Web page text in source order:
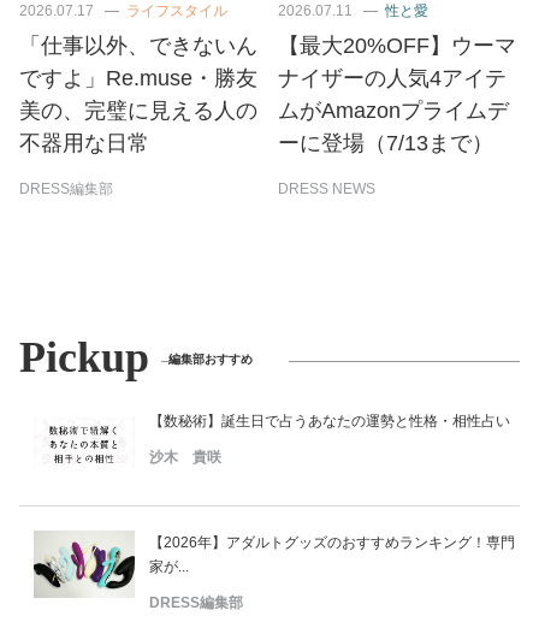
2026.07.17 ライフスタイル
「仕事以外、できないん
ですよ」Re.muse・勝友
美の、完璧に見える人の
不器用な日常
DRESS編集部
2026.07.11 性と愛
【最大20%OFF】ウーマ
ナイザーの人気4アイテ
ムがAmazonプライムデ
ーに登場（7/13まで）
DRESS NEWS
Pickup 編集部おすすめ
【数秘術】誕生日で占うあなたの運勢と性格・相性占い
沙木 貴咲
【2026年】アダルトグッズのおすすめランキング！専門
家が...
DRESS編集部